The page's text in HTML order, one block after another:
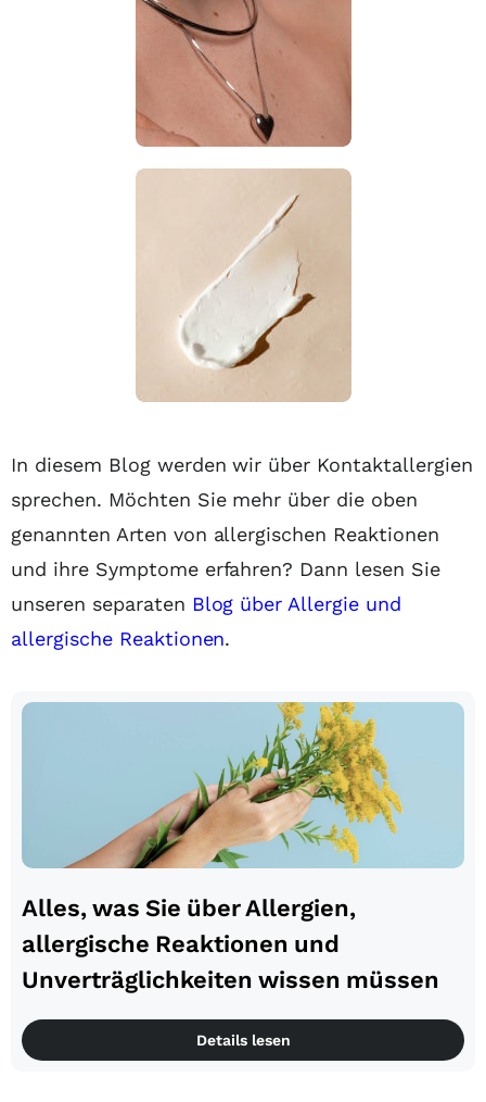
In diesem Blog werden wir über Kontaktallergien
sprechen. Möchten Sie mehr über die oben
genannten Arten von allergischen Reaktionen
und ihre Symptome erfahren? Dann lesen Sie
unseren separaten Blog über Allergie und
allergische Reaktionen.
Alles, was Sie über Allergien,
allergische Reaktionen und
Unverträglichkeiten wissen müssen
Details lesen